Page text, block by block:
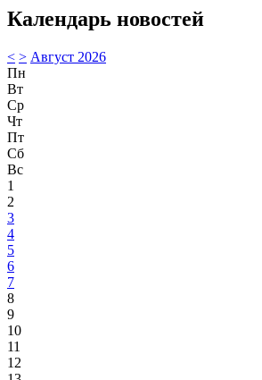
Календарь новостей
< > Август 2026
Пн
Вт
Ср
Чт
Пт
Сб
Вс
1
2
3
4
5
6
7
8
9
10
11
12